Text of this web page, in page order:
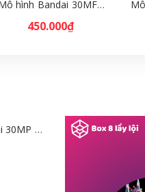
Mô hình Bandai 30MF Rosan Wizard [GDB] [30MF]
450.000₫
Mô hình Bandai 30MP Rei Ayanami (PLUG SUIT Ver.) – Evangelion [GDB] [30MP]